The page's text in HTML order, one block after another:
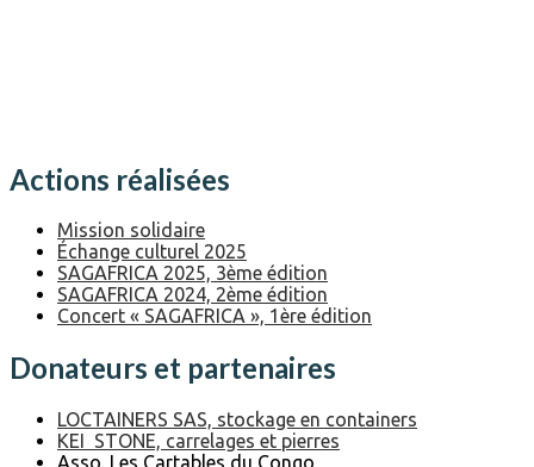
Actions réalisées
Mission solidaire
Échange culturel 2025
SAGAFRICA 2025, 3ème édition
SAGAFRICA 2024, 2ème édition
Concert « SAGAFRICA », 1ère édition
Donateurs et partenaires
LOCTAINERS SAS, stockage en containers
KEI STONE, carrelages et pierres
Asso. Les Cartables du Congo